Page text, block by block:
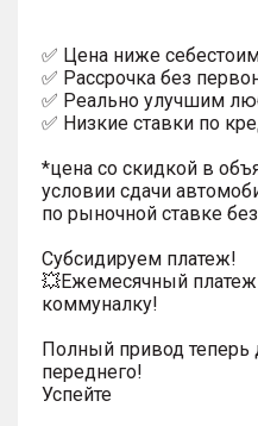
✅ Цена ниже
✅ Рассрочка без
✅ Реально улучшим
✅ Низкие ставки по
*цена со скидкой в
условии сдачи
по рыночной ставке
Субсидируем платеж!
💥Ежемесячный
коммуналку!
Полный привод
переднего!
Успейте